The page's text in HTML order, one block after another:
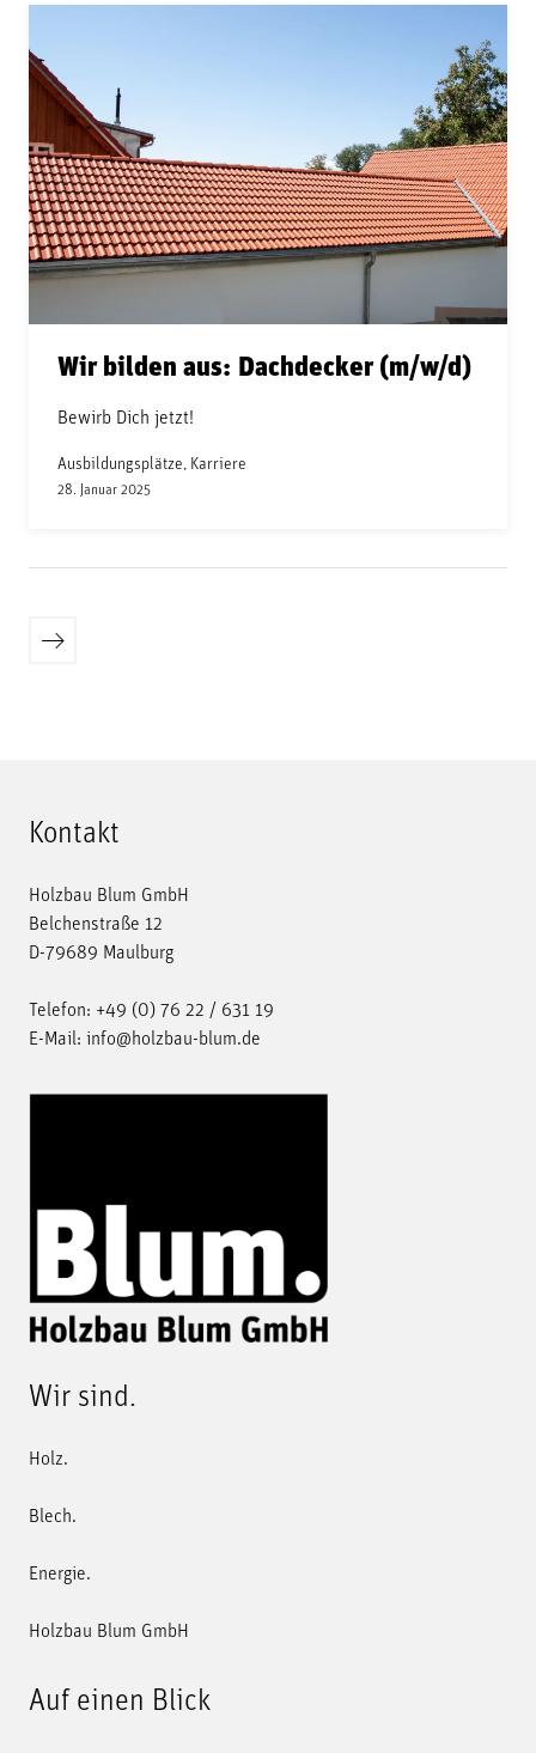
Wir bilden aus: Dachdecker (m/w/d)
Bewirb Dich jetzt!
Ausbildungsplätze, Karriere
28. Januar 2025
derBeiträge
Kontakt
Holzbau Blum GmbH
Belchenstraße 12
D-79689 Maulburg
Telefon: +49 (0) 76 22 / 631 19
E-Mail: info@holzbau-blum.de
Wir sind.
Holz.
Blech.
Energie.
Holzbau Blum GmbH
Auf einen Blick